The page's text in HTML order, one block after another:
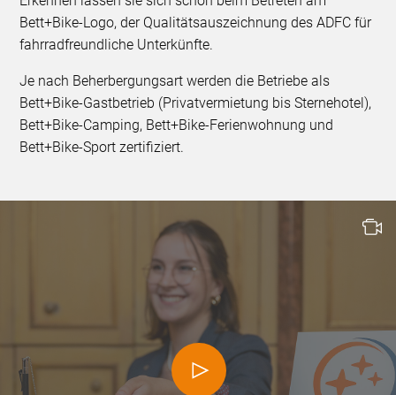
Bett+Bike-Logo, der Qualitätsauszeichnung des ADFC für
fahrradfreundliche Unterkünfte.
Je nach Beherbergungsart werden die Betriebe als
Bett+Bike-Gastbetrieb (Privatvermietung bis Sternehotel),
Bett+Bike-Camping, Bett+Bike-Ferienwohnung und
Bett+Bike-Sport zertifiziert.